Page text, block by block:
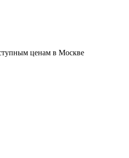
ценам в Москве